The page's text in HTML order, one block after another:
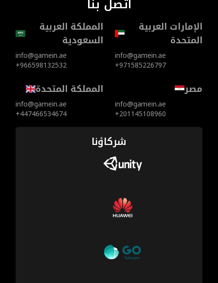
الإمارات العربية
المتحدة
info@gamein.ae
+971585226797
المملكة العربية
السعودية
info@gamein.ae
+966598132532
مصر
info@gamein.ae
+201145108960
المملكة المتحدة
info@gamein.ae
+447466534674
شركاؤنا